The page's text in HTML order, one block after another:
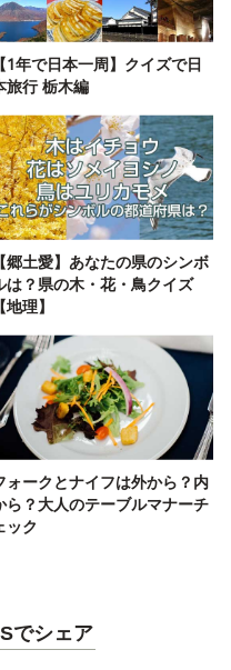
【1年で日本一周】クイズで日
旅行 栃木編
【郷土愛】あなたの県のシンボ
は？県の木・花・鳥クイズ
【地理】
ォークとナイフは外から？内
ら？大人のテーブルマナーチ
ック
でシェア